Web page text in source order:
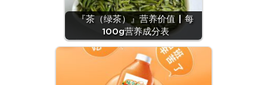
『茶（绿茶）』营养价值 | 每
100g营养成分表